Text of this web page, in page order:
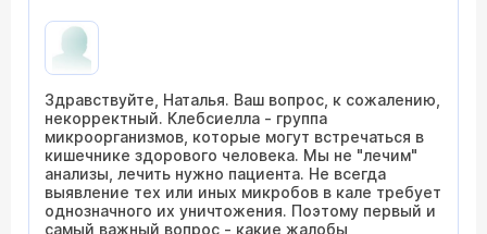
Здравствуйте, Наталья. Ваш вопрос, к сожалению,
некорректный. Клебсиелла - группа
микроорганизмов, которые могут встречаться в
кишечнике здорового человека. Мы не "лечим"
анализы, лечить нужно пациента. Не всегда
выявление тех или иных микробов в кале требует
однозначного их уничтожения. Поэтому первый и
самый важный вопрос - какие жалобы